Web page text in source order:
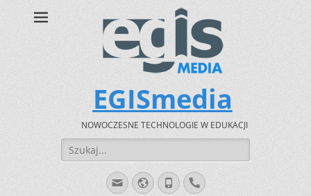
EGISmedia
NOWOCZESNE TECHNOLOGIE W EDUKACJI
Szukaj:
E-
Website
PhoneHandset